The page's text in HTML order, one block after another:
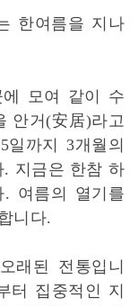
한여름을 지나
에 모여 같이 수
안거(安居)라고
까지 3개월의
지금은 한참 하
. 여름의 열기를
니다.
래된 전통입니
터 집중적인 지